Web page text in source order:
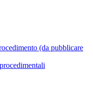
(da pubblicare